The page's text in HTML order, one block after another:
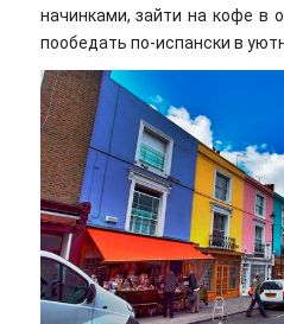
начинками, зайти на кофе в
пообедать по-испански в